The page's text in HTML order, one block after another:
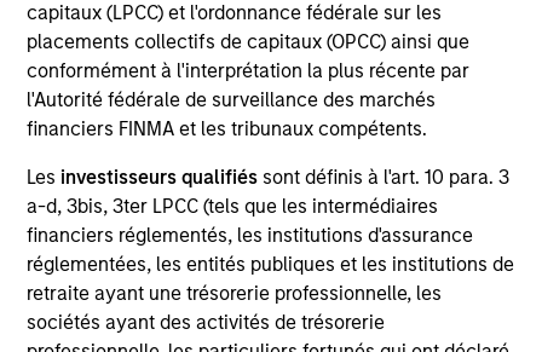
capitaux (LPCC) et l'ordonnance fédérale sur les
placements collectifs de capitaux (OPCC) ainsi que
conformément à l'interprétation la plus récente par
l'Autorité fédérale de surveillance des marchés
financiers FINMA et les tribunaux compétents.
Les investisseurs qualifiés sont définis à l'art. 10 para. 3
a-d, 3bis, 3ter LPCC (tels que les intermédiaires
financiers réglementés, les institutions d'assurance
réglementées, les entités publiques et les institutions de
retraite ayant une trésorerie professionnelle, les
sociétés ayant des activités de trésorerie
YEARS OF INDUSTRY EXPERIENCE
31 Years